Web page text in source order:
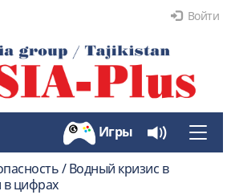
Войти
Toggle
Игры
/ Водный кризис в
цифрах